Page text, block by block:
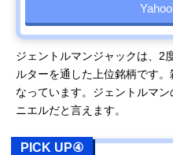
ジェントルマンジャックは、2
ルターを通した上位銘柄です
なっています。ジェントルマ
ニエルだと言えます。
PICK UP④